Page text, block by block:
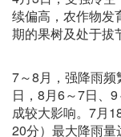
续偏高，农作物发
期的果树及处于拔
7～8月，强降雨
日，8月6～7日、
成较大影响。7月
20分）最大降雨